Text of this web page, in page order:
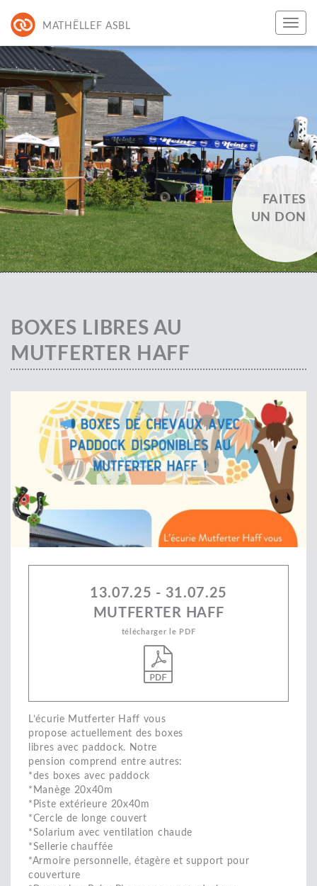
MATHËLLEF ASBL
FAITES
UN DON
BOXES LIBRES AU
MUTFERTER HAFF
13.07.25 - 31.07.25
MUTFERTER HAFF
télécharger le PDF
L’écurie Mutferter Haff vous
propose actuellement des boxes
libres avec paddock. Notre
pension comprend entre autres:
*des boxes avec paddock
*Manège 20x40m
*Piste extérieure 20x40m
*Cercle de longe couvert
*Solarium avec ventilation chaude
*Sellerie chauffée
*Armoire personnelle, étagère et support pour
couverture